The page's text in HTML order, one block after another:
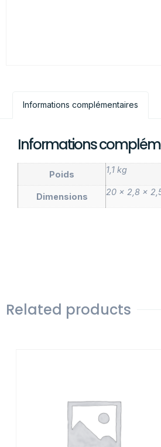
Informations complémentaires
Informations
Poids 1,1 kg
Dimensions 20 × 2,8 ×
Related products